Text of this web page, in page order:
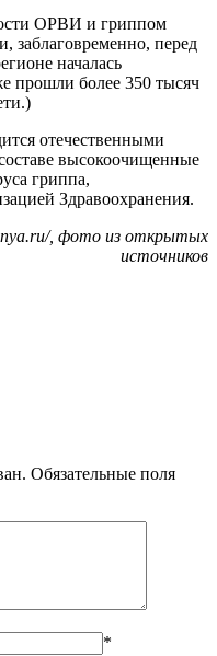
ОРВИ и гриппом
заблаговременно, перед
началась
прошли более 350 тысяч
отечественными
высокоочищенные
гриппа,
Здравоохранения.
, фото из открытых
источников
Обязательные поля
*